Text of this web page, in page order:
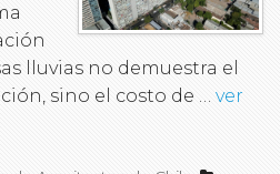
lluvias no demuestra el
sino el costo de … ver